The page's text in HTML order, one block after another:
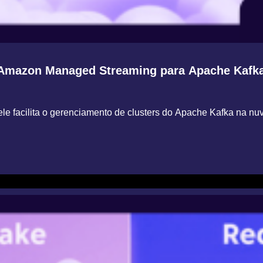
Managed Streaming para Apache
facilita o gerenciamento de clusters do Apache Kafka na